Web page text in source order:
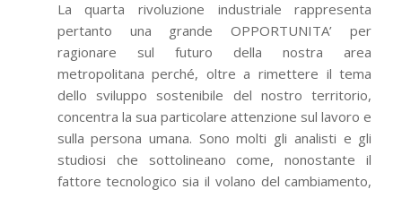
La quarta rivoluzione industriale rappresenta
pertanto una grande OPPORTUNITA’ per
ragionare sul futuro della nostra area
metropolitana perché, oltre a rimettere il tema
dello sviluppo sostenibile del nostro territorio,
concentra la sua particolare attenzione sul lavoro e
sulla persona umana. Sono molti gli analisti e gli
studiosi che sottolineano come, nonostante il
fattore tecnologico sia il volano del cambiamento,